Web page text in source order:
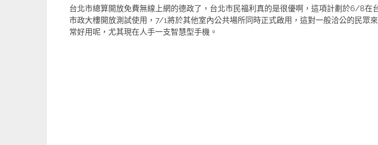
台北市總算開放免費無線上網的德政了，台北市民福利真的是很優啊，這項計劃於6/8在
市政大樓開放測試使用，7/1將於其他室內公共場所同時正式啟用，這對一般洽公的民眾
常好用呢，尤其現在人手一支智慧型手機。